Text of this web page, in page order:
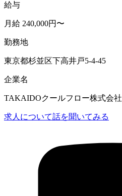
給与
月給 240,000円〜
勤務地
東京都杉並区下高井戸5-4-45
企業名
TAKAIDOクールフロー株式会社
求人について話を聞いてみる